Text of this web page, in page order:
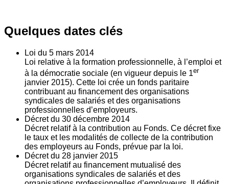
Quelques dates clés
Loi du 5 mars 2014
Loi relative à la formation professionnelle, à l’emploi et
à la démocratie sociale (en vigueur depuis le 1er
janvier 2015). Cette loi crée un fonds paritaire
contribuant au financement des organisations
syndicales de salariés et des organisations
professionnelles d’employeurs.
Décret du 30 décembre 2014
Décret relatif à la contribution au Fonds. Ce décret fixe
le taux et les modalités de collecte de la contribution
des employeurs au Fonds, prévue par la loi.
Décret du 28 janvier 2015
Décret relatif au financement mutualisé des
organisations syndicales de salariés et des